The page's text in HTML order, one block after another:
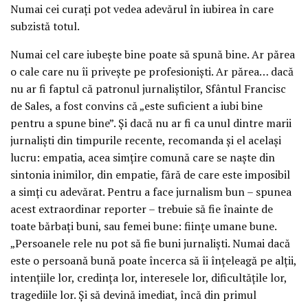
Numai cei curați pot vedea adevărul în iubirea în care
subzistă totul.
Numai cel care iubește bine poate să spună bine. Ar părea
o cale care nu îi privește pe profesioniști. Ar părea… dacă
nu ar fi faptul că patronul jurnaliștilor, Sfântul Francisc
de Sales, a fost convins că „este suficient a iubi bine
pentru a spune bine”. Și dacă nu ar fi ca unul dintre marii
jurnaliști din timpurile recente, recomanda și el același
lucru: empatia, acea simțire comună care se naște din
sintonia inimilor, din empatie, fără de care este imposibil
a simți cu adevărat. Pentru a face jurnalism bun – spunea
acest extraordinar reporter – trebuie să fie înainte de
toate bărbați buni, sau femei bune: ființe umane bune.
„Persoanele rele nu pot să fie buni jurnaliști. Numai dacă
este o persoană bună poate încerca să îi înțeleagă pe alții,
intențiile lor, credința lor, interesele lor, dificultățile lor,
tragediile lor. Și să devină imediat, încă din primul